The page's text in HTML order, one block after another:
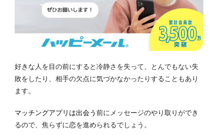
好きな人を目の前にすると冷静さを失って、とんでもない失
敗をしたり、相手の欠点に気づかなかったりすることもあり
ます。
マッチングアプリ は出会う前にメッセージのやり取りができ
るので、焦らずに恋を進められるでしょう。